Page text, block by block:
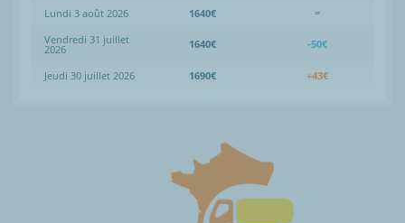
Lundi 3 août 2026
1640€
=
Vendredi 31 juillet
2026 1640€ -50€
Jeudi 30 juillet 2026 1690€ +43€